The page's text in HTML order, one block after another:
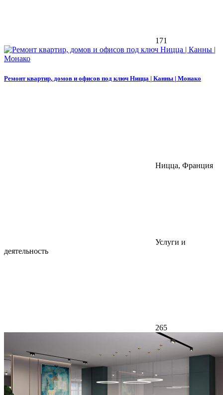
171
Ремонт квартир, домов и офисов под ключ Ницца | Канны | Монако
Ницца, Франция
Услуги и
деятельность
265